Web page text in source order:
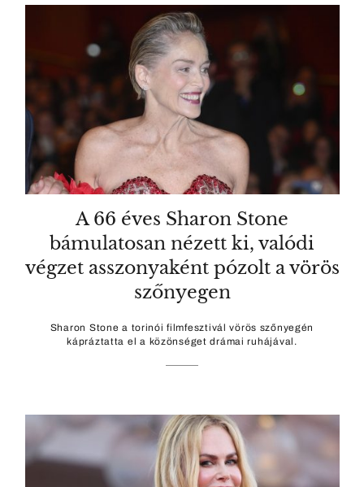
A 66 éves Sharon Stone
bámulatosan nézett ki, valódi
végzet asszonyaként pózolt a vörös
szőnyegen
Sharon Stone a torinói filmfesztivál vörös szőnyegén
kápráztatta el a közönséget drámai ruhájával.